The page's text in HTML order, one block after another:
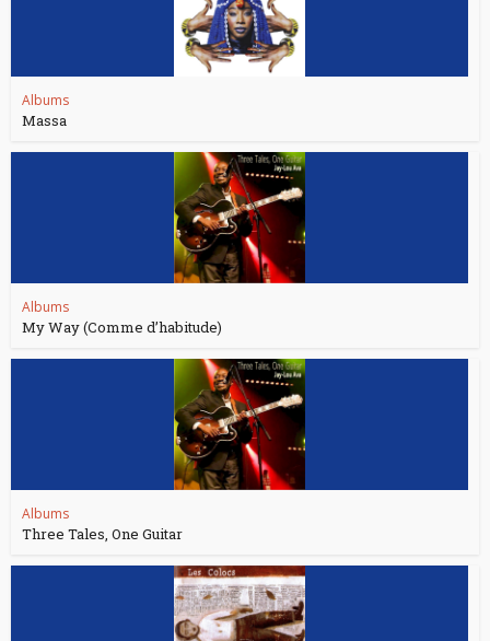
Albums
Massa
Albums
My Way (Comme d’habitude)
Albums
Three Tales, One Guitar